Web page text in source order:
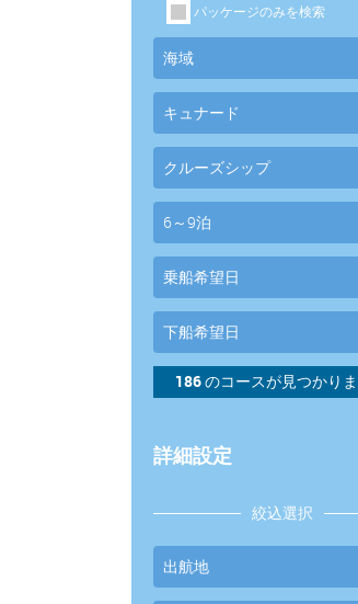
パッケージのみを検索
詳細設定
絞込選択